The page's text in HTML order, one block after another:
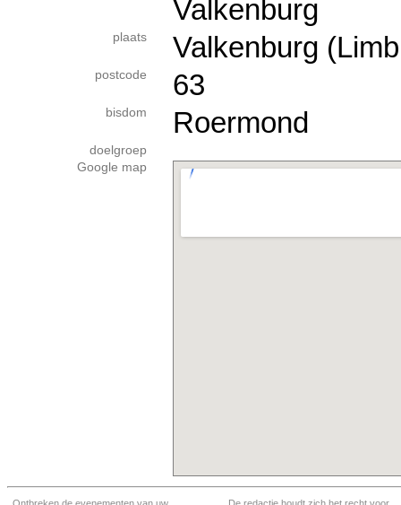
Valkenburg
plaats Valkenburg
postcode 63
bisdom Roermond
doelgroep
Google map